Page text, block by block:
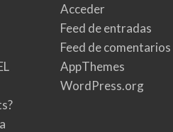
Acceder
Feed de entradas
Feed de comentarios
AppThemes
WordPress.org